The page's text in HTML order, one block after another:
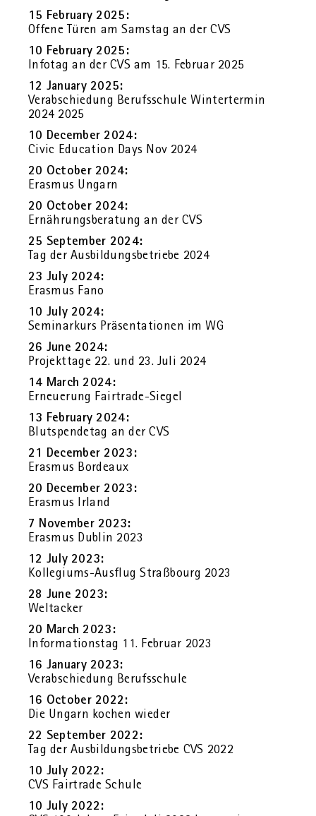
15 Fe­bru­ary 2025:
Of­fe­ne Türen am Sams­tag an der CVS
10 Fe­bru­ary 2025:
In­fo­tag an der CVS am 15. Fe­bru­ar 2025
12 Ja­nu­ary 2025:
Ver­ab­schie­dung Be­rufs­schu­le Win­ter­ter­min
2024 2025
10 Decem­ber 2024:
Civic Edu­ca­ti­on Days Nov 2024
20 Oc­to­ber 2024:
Eras­mus Un­garn
20 Oc­to­ber 2024:
Er­näh­rungs­be­ra­tung an der CVS
25 Sep­tem­ber 2024:
Tag der Aus­bil­dungs­be­trie­be 2024
23 July 2024:
Eras­mus Fano
10 July 2024:
Se­mi­nar­kurs Prä­sen­ta­tio­nen im WG
26 June 2024:
Pro­jekt­ta­ge 22. und 23. Juli 2024
14 March 2024:
Er­neue­rung Fair­tra­de-Sie­gel
13 Fe­bru­ary 2024:
Blut­spen­de­tag an der CVS
21 Decem­ber 2023:
Eras­mus Bor­deaux
20 Decem­ber 2023:
Eras­mus Ir­land
7 No­vem­ber 2023:
Eras­mus Dub­lin 2023
12 July 2023:
Kol­le­gi­ums-Aus­flug Straß­bourg 2023
28 June 2023:
Welt­a­cker
20 March 2023:
In­for­ma­ti­ons­tag 11. Fe­bru­ar 2023
16 Ja­nu­ary 2023:
Ver­ab­schie­dung Be­rufs­schu­le
16 Oc­to­ber 2022:
Die Un­garn ko­chen wie­der
22 Sep­tem­ber 2022:
Tag der Aus­bil­dungs­be­trie­be CVS 2022
10 July 2022:
CVS Fair­tra­de Schu­le
10 July 2022: